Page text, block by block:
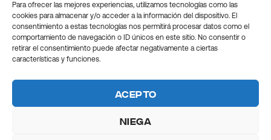
Para ofrecer las mejores experiencias, utilizamos tecnologías como las
cookies para almacenar y/o acceder a la información del dispositivo. El
consentimiento a estas tecnologías nos permitirá procesar datos como el
comportamiento de navegación o ID únicos en este sitio. No consentir o
retirar el consentimiento puede afectar negativamente a ciertas
características y funciones.
Acepto
Niega
Política de privacidad
Política de cookies
Términos generales